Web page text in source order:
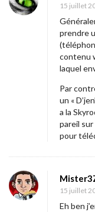
15 juillet
prendre
contenu
laquel
Par
un «
a la
pareil sur
pour
15 juillet
Eh ben